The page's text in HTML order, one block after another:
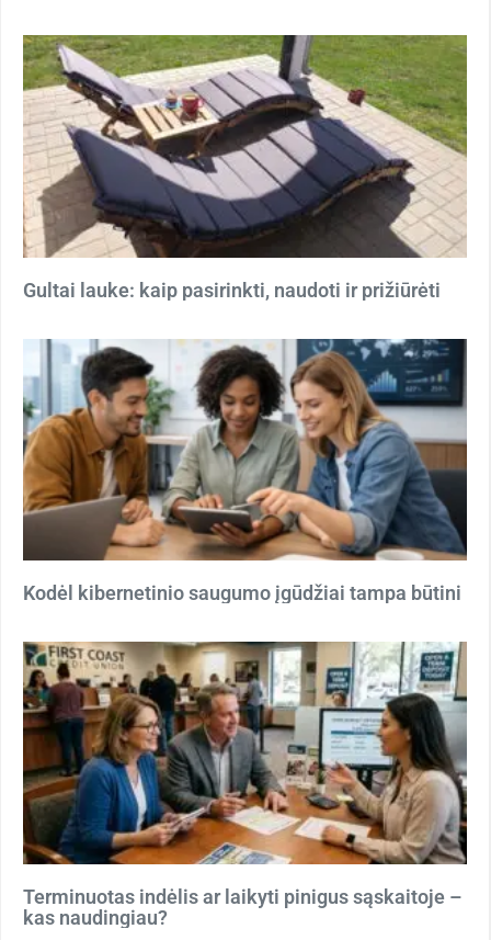
Gultai lauke: kaip pasirinkti, naudoti ir prižiūrėti
Kodėl kibernetinio saugumo įgūdžiai tampa būtini
Terminuotas indėlis ar laikyti pinigus sąskaitoje –
kas naudingiau?